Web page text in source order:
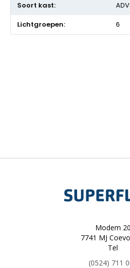
6
Modem 20
7741 MJ
Tel
(0524) 711